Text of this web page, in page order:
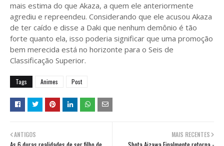
mais estima do que Akaza, a quem ele anteriormente
agrediu e repreendeu. Considerando que ele acusou Akaza
de ter caído e disse a Daki que nenhum demônio é tão
forte quanto ela, isso poderia significar que uma promoção
bem merecida está no horizonte para o Seis de
Classificação Superior.
Tags Animes Post
MAIS RECENTES
ANTIGOS